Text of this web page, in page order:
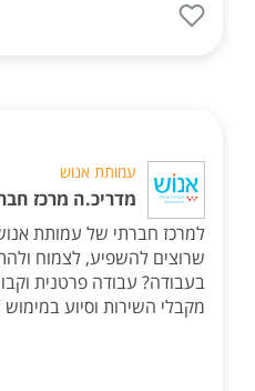
עמותת אנוש
מדריכ.ה מרכז
למרכז חברתי של עמותת
שרוצים להשפיע, לצמוח
בעבודה? עבודה פרטנית
מקבלי השירות וסיוע במימוש